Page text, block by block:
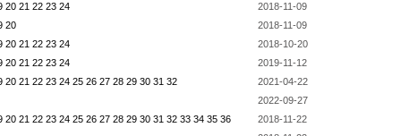
20 21 22 23 24
2018-11-09
20
2018-11-09
20 21 22 23 24
2018-10-20
20 21 22 23 24
2019-11-12
20 21 22 23 24 25 26 27 28 29 30 31 32
2021-04-22
2022-09-27
20 21 22 23 24 25 26 27 28 29 30 31 32 33 34 35 36
2018-11-22